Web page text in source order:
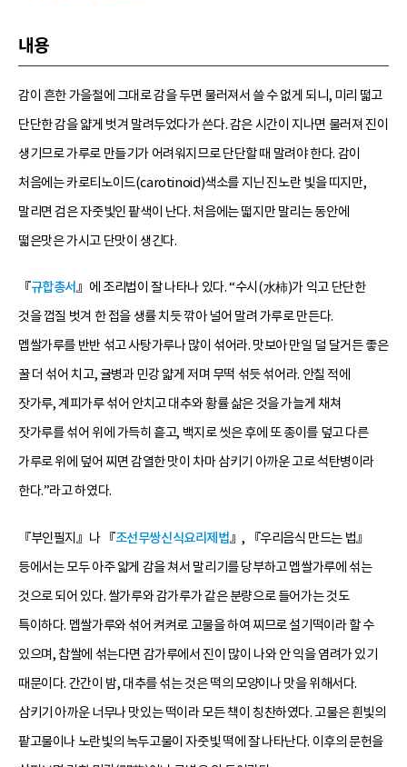
내용
감이 흔한 가을철에 그대로 감을 두면 물러져서 쓸 수 없게 되니, 미리 떫고
단단한 감을 얇게 벗겨 말려두었다가 쓴다. 감은 시간이 지나면 물러져 진이
생기므로 가루로 만들기가 어려워지므로 단단할 때 말려야 한다. 감이
처음에는 카로티노이드(carotinoid)색소를 지닌 진노란 빛을 띠지만,
말리면 검은 자줏빛인 팥색이 난다. 처음에는 떫지만 말리는 동안에
떫은맛은 가시고 단맛이 생긴다.
『규합총서』에 조리법이 잘 나타나 있다. “수시(水柿)가 익고 단단한
것을 껍질 벗겨 한 접을 생률 치듯 깎아 널어 말려 가루로 만든다.
멥쌀가루를 반반 섞고 사탕가루나 많이 섞어라. 맛보아 만일 덜 달거든 좋은
꿀 더 섞어 치고, 귤병과 민강 얇게 저며 무떡 섞듯 섞어라. 안칠 적에
잣가루, 계피가루 섞어 안치고 대추와 황률 삶은 것을 가늘게 채쳐
잣가루를 섞어 위에 가득히 흩고, 백지로 씻은 후에 또 종이를 덮고 다른
가루로 위에 덮어 찌면 감열한 맛이 차마 삼키기 아까운 고로 석탄병이라
한다.”라고 하였다.
『부인필지』나 『조선무쌍신식요리제법』, 『우리음식 만드는 법』
등에서는 모두 아주 얇게 감을 쳐서 말리기를 당부하고 멥쌀가루에 섞는
것으로 되어 있다. 쌀가루와 감가루가 같은 분량으로 들어가는 것도
특이하다. 멥쌀가루와 섞어 켜켜로 고물을 하여 찌므로 설기떡이라 할 수
있으며, 찹쌀에 섞는다면 감가루에서 진이 많이 나와 안 익을 염려가 있기
때문이다. 간간이 밤, 대추를 섞는 것은 떡의 모양이나 맛을 위해서다.
삼키기 아까운 너무나 맛있는 떡이라 모든 책이 칭찬하였다. 고물은 흰빛의
팥고물이나 노란빛의 녹두고물이 자줏빛 떡에 잘 나타난다. 이후의 문헌을